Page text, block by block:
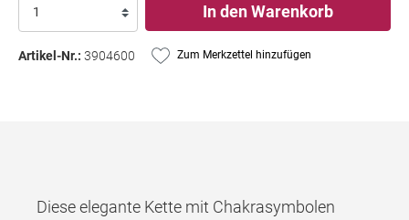
In den Warenkorb
Artikel-Nr.: 3904600 Zum Merkzettel hinzufügen
Diese elegante Kette mit Chakrasymbolen